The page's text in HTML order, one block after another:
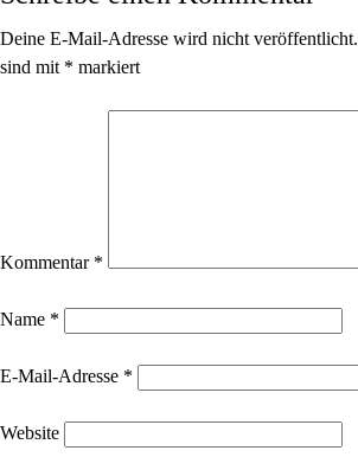
Deine E-Mail-Adresse wird nicht veröffentlicht.
sind mit * markiert
Kommentar *
Name *
E-Mail-Adresse *
Website